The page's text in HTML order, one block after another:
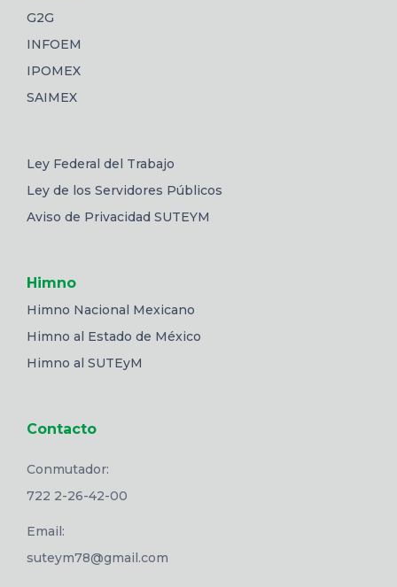
G2G
INFOEM
IPOMEX
SAIMEX
Ley Federal del Trabajo
Ley de los Servidores Públicos
Aviso de Privacidad SUTEYM
Himno
Himno Nacional Mexicano
Himno al Estado de México
Himno al SUTEyM
Contacto
Conmutador:
722 2-26-42-00
Email:
suteym78@gmail.com